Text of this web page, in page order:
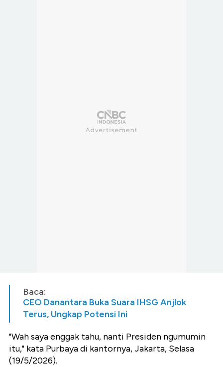
Baca:
CEO Danantara Buka Suara IHSG Anjlok
Terus, Ungkap Potensi Ini
"Wah saya enggak tahu, nanti Presiden ngumumin
itu," kata Purbaya di kantornya, Jakarta, Selasa
(19/5/2026).